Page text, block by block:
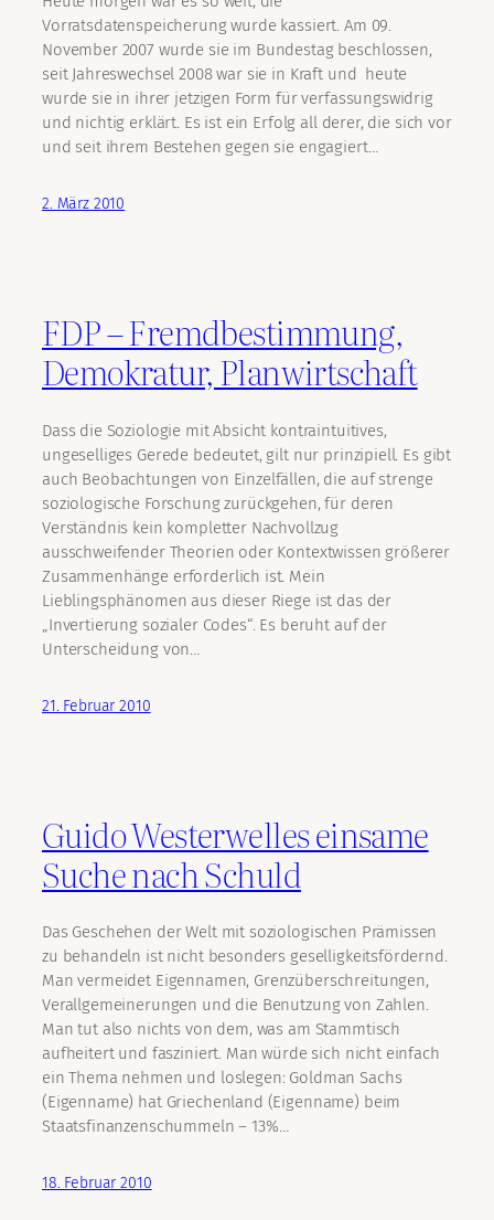
Vorratsdatenspeicherung wurde kassiert. Am 09.
November 2007 wurde sie im Bundestag beschlossen,
seit Jahreswechsel 2008 war sie in Kraft und heute
wurde sie in ihrer jetzigen Form für verfassungswidrig
und nichtig erklärt. Es ist ein Erfolg all derer, die sich vor
und seit ihrem Bestehen gegen sie engagiert…
2. März 2010
FDP – Fremdbestimmung,
Demokratur, Planwirtschaft
Dass die Soziologie mit Absicht kontraintuitives,
ungeselliges Gerede bedeutet, gilt nur prinzipiell. Es gibt
auch Beobachtungen von Einzelfällen, die auf strenge
soziologische Forschung zurückgehen, für deren
Verständnis kein kompletter Nachvollzug
ausschweifender Theorien oder Kontextwissen größerer
Zusammenhänge erforderlich ist. Mein
Lieblingsphänomen aus dieser Riege ist das der
„Invertierung sozialer Codes“. Es beruht auf der
Unterscheidung von…
21. Februar 2010
Guido Westerwelles einsame
Suche nach Schuld
Das Geschehen der Welt mit soziologischen Prämissen
zu behandeln ist nicht besonders geselligkeitsfördernd.
Man vermeidet Eigennamen, Grenzüberschreitungen,
Verallgemeinerungen und die Benutzung von Zahlen.
Man tut also nichts von dem, was am Stammtisch
aufheitert und fasziniert. Man würde sich nicht einfach
ein Thema nehmen und loslegen: Goldman Sachs
(Eigenname) hat Griechenland (Eigenname) beim
Staatsfinanzenschummeln – 13%…
18. Februar 2010